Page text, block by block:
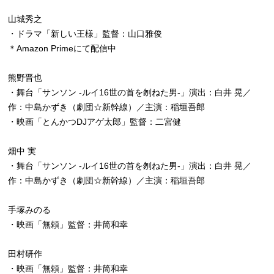
山城秀之
・ドラマ「新しい王様」監督：山口雅俊
＊Amazon Primeにて配信中
熊野晋也
・舞台「サンソン -ルイ16世の首を刎ねた男-」演出：白井 晃／
作：中島かずき（劇団☆新幹線）／主演：稲垣吾郎
・映画「とんかつDJアゲ太郎」監督：二宮健
畑中 実
・舞台「サンソン -ルイ16世の首を刎ねた男-」演出：白井 晃／
作：中島かずき（劇団☆新幹線）／主演：稲垣吾郎
手塚みのる
・映画「無頼」監督：井筒和幸
田村研作
・映画「無頼」監督：井筒和幸